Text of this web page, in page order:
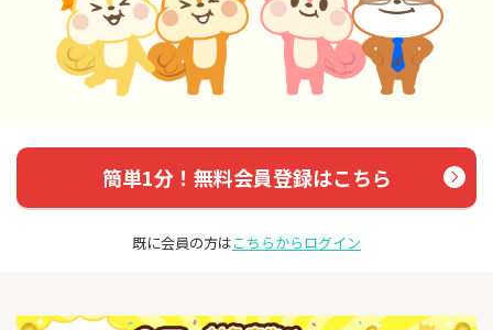
簡単1分！無料会員登録はこちら
既に会員の方はこちらからログイン